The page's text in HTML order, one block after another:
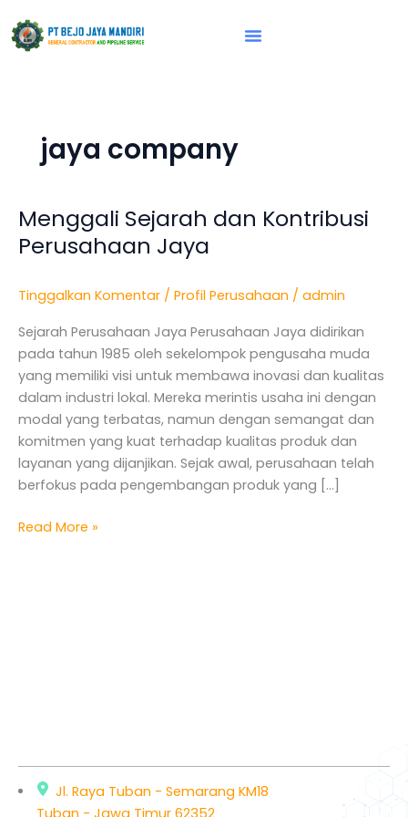
ke
konten
jaya company
Menggali Sejarah dan Kontribusi
Perusahaan Jaya
Tinggalkan Komentar / Profil Perusahaan / admin
Sejarah Perusahaan Jaya Perusahaan Jaya didirikan
pada tahun 1985 oleh sekelompok pengusaha muda
yang memiliki visi untuk membawa inovasi dan kualitas
dalam industri lokal. Mereka merintis usaha ini dengan
modal yang terbatas, namun dengan semangat dan
komitmen yang kuat terhadap kualitas produk dan
layanan yang dijanjikan. Sejak awal, perusahaan telah
berfokus pada pengembangan produk yang […]
Menggali
Sejarah
dan
Perusahaan
Jaya
Read More »
Jl. Raya Tuban - Semarang KM18
Tuban - Jawa Timur 62352